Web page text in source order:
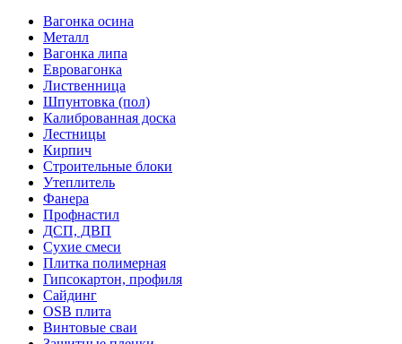
Вагонка осина
Металл
Вагонка липа
Евровагонка
Лиственница
Шпунтовка (пол)
Калиброванная доска
Лестницы
Кирпич
Строительные блоки
Утеплитель
Фанера
Профнастил
ДСП, ДВП
Сухие смеси
Плитка полимерная
Гипсокартон, профиля
Сайдинг
OSB плита
Винтовые сваи